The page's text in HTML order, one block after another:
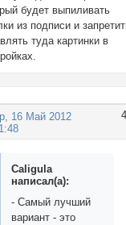
будет выпиливать
из подписи и
туда картинки в
4
16 Май 2012
Caligula
написал(а):
- Самый лучший
вариант - это